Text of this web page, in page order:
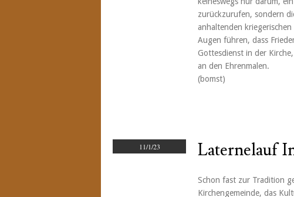
zurückzurufen, sondern
anhaltenden
Augen führen, dass
Gottesdienst in der
an den Ehrenmalen.
(bomst)
11/1/23 Laternelauf
Schon fast zur Tradition
Kirchengemeinde, das